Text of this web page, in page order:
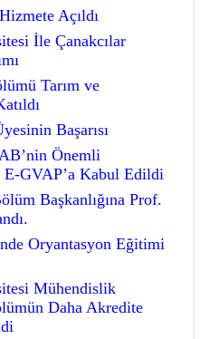
Açıldı
İle Çanakcılar
Tarım ve
Başarısı
Önemli
E-GVAP’a Kabul Edildi
Başkanlığına Prof.
Oryantasyon Eğitimi
Mühendislik
Daha Akredite